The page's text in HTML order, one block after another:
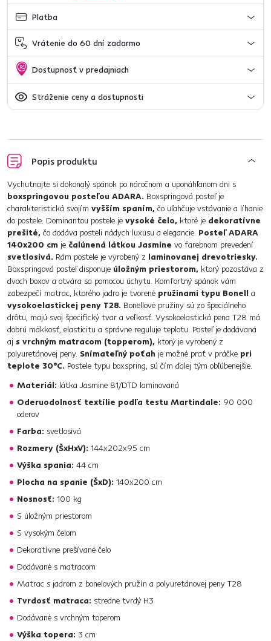
Platba
Vrátenie do 60 dní zadarmo
Dostupnosť v predajniach
Stráženie ceny a dostupnosti
Popis produktu
Vychutnajte si dokonalý spánok po náročnom a uponáhľanom dni s
boxspringovou posteľou ADARA. Boxspringová posteľ je
charakteristická svojím vyšším spaním, čo uľahčuje vstávanie a líhanie
do postele. Dominantou postele je vysoké čelo, ktoré je dekoratívne
prešité, čo dodáva posteli nádych luxusu a elegancie. Posteľ ADARA
140x200 cm je čalúnená látkou Jasmine vo farebnom prevedení
svetlosivá. Rám postele je vyrobený z laminovanej drevotriesky.
Boxspringová posteľ disponuje úložným priestorom, ktorý pozostáva z
dvoch boxov a otvára sa pomocou úchytu. Komfortný spánok vám
zabezpečí matrac, ktorého jadro je tvorené pružinami typu Bonell a
vysokoelastickej peny T28. Bonellové pružiny sú zo špeciálneho
drôtu, majú svoj špecifický tvar a veľkosť. Vysokoelastická pena T28 má
dobrú mäkkosť, elasticitu a správne reguluje teplotu. Posteľ je dodávaná
aj s vrchným matracom (topperom), ktorý je vyrobený z
polyuretánovej peny. Snímateľný poťah je možné prať v práčke pri
teplote 30°C. Postele typu boxspring, sú čím ďalej tým obľúbenejšie.
Materiál: látka Jasmine 81/DTD laminovaná
Oderuodolnosť textílie podľa testu Martindale: 90 000
oderov
Farba: svetlosivá
Rozmery (ŠxHxV): 144x202x95 cm
Výška spania: 44 cm
Plocha na spanie (ŠxD): 140x200 cm
Nosnosť: 100 kg
S úložným priestorom
S vysokým čelom
Dekoratívne prešívané čelo
Dodávané s matracom
Matrac s jadrom z bonelových pružín a polyuretánovej peny T28
Tvrdosť matraca: stredne tvrdý H3
Dodávané s vrchným toperom
Výška topera: 3 cm